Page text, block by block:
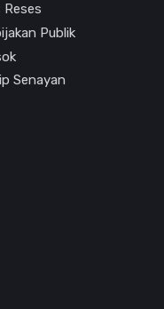
Reses
Publik
Senayan